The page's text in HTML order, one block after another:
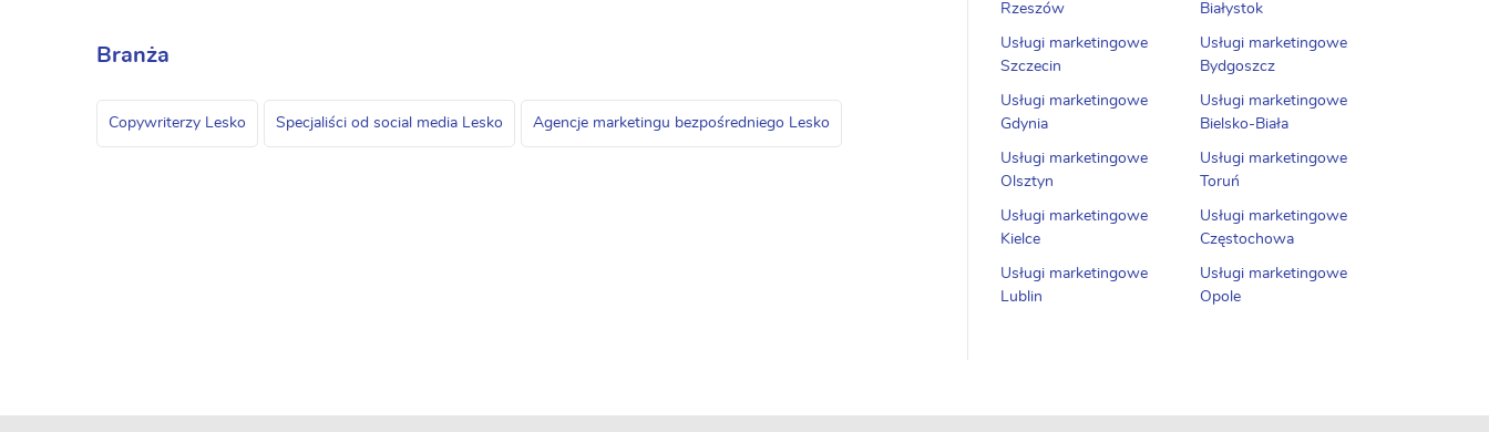
Branża
Copywriterzy Lesko Specjaliści od social media Lesko Agencje marketingu bezpośredniego Lesko
Rzeszów
Białystok
Usługi marketingowe
Szczecin
Usługi marketingowe
Bydgoszcz
Usługi marketingowe
Gdynia
Usługi marketingowe
Bielsko-Biała
Usługi marketingowe
Olsztyn
Usługi marketingowe
Toruń
Usługi marketingowe
Kielce
Usługi marketingowe
Częstochowa
Usługi marketingowe
Lublin
Usługi marketingowe
Opole